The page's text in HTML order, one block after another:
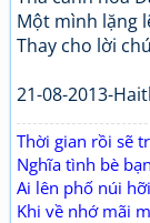
Một mình lặng
Thay cho lời
21-08-2013-
Thời gian rồi sẽ
Nghĩa tình bè
Ai lên phố núi
Khi về nhớ mãi